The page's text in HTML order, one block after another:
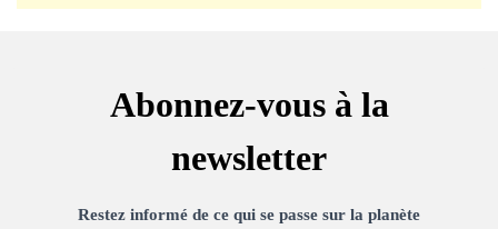
Abonnez-vous à la
newsletter
Restez informé de ce qui se passe sur la planète